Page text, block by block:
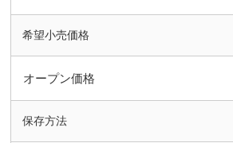
希望小売価格
オープン価格
保存方法